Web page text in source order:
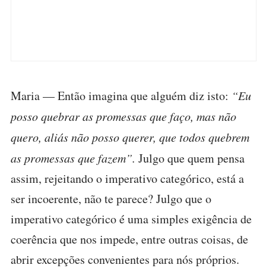
Maria — Então imagina que alguém diz isto: “Eu
posso quebrar as promessas que faço, mas não
quero, aliás não posso querer, que todos quebrem
as promessas que fazem”. Julgo que quem pensa
assim, rejeitando o imperativo categórico, está a
ser incoerente, não te parece? Julgo que o
imperativo categórico é uma simples exigência de
coerência que nos impede, entre outras coisas, de
abrir excepções convenientes para nós próprios.